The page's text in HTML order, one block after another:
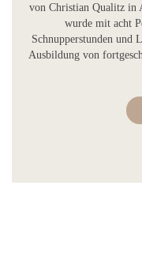
von Christian Qualitz in
wurde mit acht
Schnupperstunden und
Ausbildung von